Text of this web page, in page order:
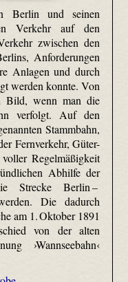
Berlin und seinen
Verkehr auf den
zwischen den
Anforderungen
Anlagen und durch
werden konnte. Von
Bild, wenn man die
verfolgt. Auf den
Stammbahn,
Fernverkehr, Güter-
Regelmäßigkeit
Abhilfe der
Strecke Berlin –
Die dadurch
am 1. Oktober 1891
von der alten
›Wannseebahn‹